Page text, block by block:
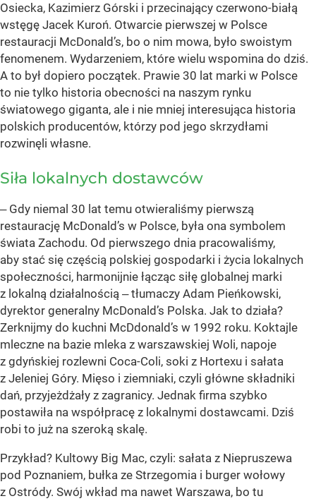
Osiecka, Kazimierz Górski i przecinający czerwono-białą
wstęgę Jacek Kuroń. Otwarcie pierwszej w Polsce
restauracji McDonald’s, bo o nim mowa, było swoistym
fenomenem. Wydarzeniem, które wielu wspomina do dziś.
A to był dopiero początek. Prawie 30 lat marki w Polsce
to nie tylko historia obecności na naszym rynku
światowego giganta, ale i nie mniej interesująca historia
polskich producentów, którzy pod jego skrzydłami
rozwinęli własne.
Siła lokalnych dostawców
‒ Gdy niemal 30 lat temu otwieraliśmy pierwszą
restaurację McDonald’s w Polsce, była ona symbolem
świata Zachodu. Od pierwszego dnia pracowaliśmy,
aby stać się częścią polskiej gospodarki i życia lokalnych
społeczności, harmonijnie łącząc siłę globalnej marki
z lokalną działalnością ‒ tłumaczy Adam Pieńkowski,
dyrektor generalny McDonald’s Polska. Jak to działa?
Zerknijmy do kuchni McDdonald’s w 1992 roku. Koktajle
mleczne na bazie mleka z warszawskiej Woli, napoje
z gdyńskiej rozlewni Coca-Coli, soki z Hortexu i sałata
z Jeleniej Góry. Mięso i ziemniaki, czyli główne składniki
dań, przyjeżdżały z zagranicy. Jednak firma szybko
postawiła na współpracę z lokalnymi dostawcami. Dziś
robi to już na szeroką skalę.
Przykład? Kultowy Big Mac, czyli: sałata z Niepruszewa
pod Poznaniem, bułka ze Strzegomia i burger wołowy
z Ostródy. Swój wkład ma nawet Warszawa, bo tu